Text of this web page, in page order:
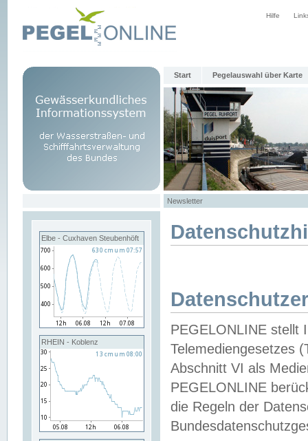
Hilfe
Start Pegelauswahl über Karte
Newsletter
Elbe - Cuxhaven Steubenhöft
RHEIN - Koblenz
PEGELONLINE stellt
Telemediengesetzes
Abschnitt VI als
PEGELONLINE
die Regeln der